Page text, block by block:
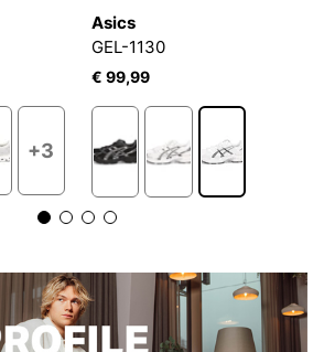
+3
Asics
GEL-1130
€ 99,99